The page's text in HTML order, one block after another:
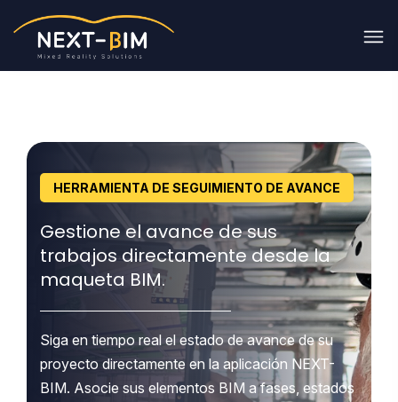
HERRAMIENTA DE SEGUIMIENTO DE AVANCE
Gestione el avance de sus
trabajos directamente desde la
maqueta BIM.
Siga en tiempo real el estado de avance de su
proyecto directamente en la aplicación NEXT-
BIM. Asocie sus elementos BIM a fases, estados